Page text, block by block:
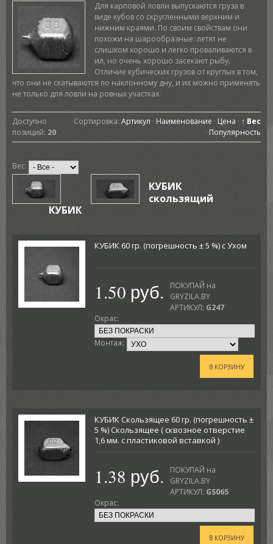
Для карповой ловли выпускаются груза в
виде кубов со скругленными верхним и
нижним краями. По своим свойствам они
похожи на шарообразные: летят не
слишком хорошо и легко проваливаются в
ил, но очень хорошо засекают рыбу.
Отличие кубических грузов от круглых в том,
что они не скатываются по наклонному дну, и их можно применять
не только для ловли на ровных участках.
Доступно
позиций: 20
Сортировка: Артикул · Наименование · Цена · ↑ Вес
· Популярность
Вес:
КУБИК
КУБИК
скользящий
КУБИК 60 гр. (погрешность ± 5 %) с Ухом
1.50 руб.
ПОКУПАЙ на
GRYZILA.BY
АРТИКУЛ: G247
Окрас:
Монтаж:
В КОРЗИНУ
КУБИК Скользящее 60 гр. (погрешность ±
5 %) Скользящее ( сквозное отверстие
1,6 мм. с пластиковой вставкой )
1.38 руб.
ПОКУПАЙ на
GRYZILA.BY
АРТИКУЛ: GS065
Окрас:
В КОРЗИНУ